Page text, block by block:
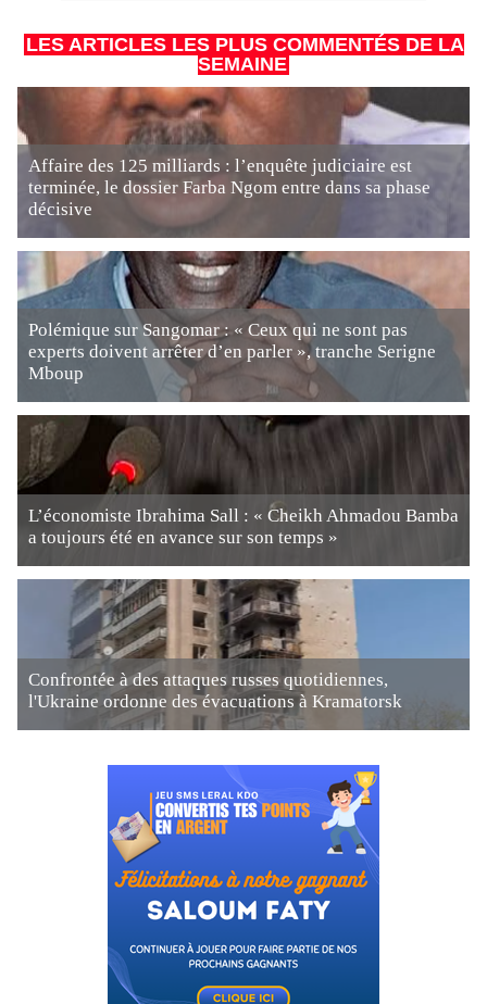
LES ARTICLES LES PLUS COMMENTÉS DE LA
SEMAINE
Affaire des 125 milliards : l’enquête judiciaire est
terminée, le dossier Farba Ngom entre dans sa phase
décisive
Polémique sur Sangomar : « Ceux qui ne sont pas
experts doivent arrêter d’en parler », tranche Serigne
Mboup
L’économiste Ibrahima Sall : « Cheikh Ahmadou Bamba
a toujours été en avance sur son temps »
Confrontée à des attaques russes quotidiennes,
l'Ukraine ordonne des évacuations à Kramatorsk